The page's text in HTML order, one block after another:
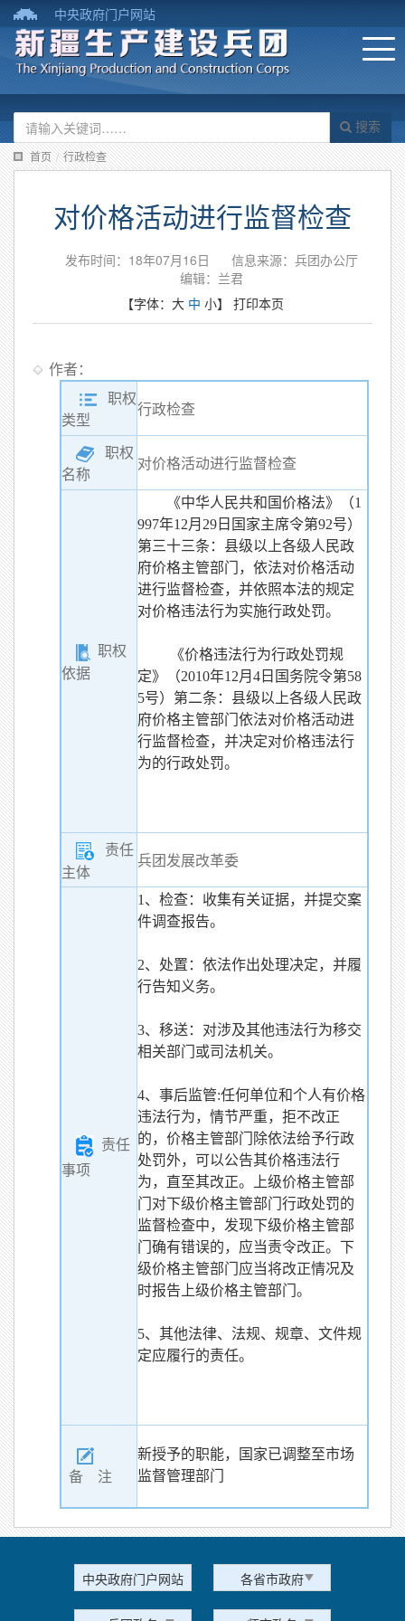
中央政府门户网站
搜索
首页 / 行政检查
对价格活动进行监督检查
发布时间：18年07月16日
信息来源：兵团办公厅
编辑：兰君
【字体： 大 中 小】 打印本页
作者：
职权
类型
行政检查
职权
名称
对价格活动进行监督检查
职权
依据
《中华人民共和国价格法》（1
997年12月29日国家主席令第92号）
第三十三条：县级以上各级人民政
府价格主管部门，依法对价格活动
进行监督检查，并依照本法的规定
对价格违法行为实施行政处罚。
《价格违法行为行政处罚规
定》（2010年12月4日国务院令第58
5号）第二条：县级以上各级人民政
府价格主管部门依法对价格活动进
行监督检查，并决定对价格违法行
为的行政处罚。
责任
主体
兵团发展改革委
责任
事项
1、检查：收集有关证据，并提交案
件调查报告。
2、处置：依法作出处理决定，并履
行告知义务。
3、移送：对涉及其他违法行为移交
相关部门或司法机关。
4、事后监管:任何单位和个人有价格
违法行为，情节严重，拒不改正
的，价格主管部门除依法给予行政
处罚外，可以公告其价格违法行
为，直至其改正。上级价格主管部
门对下级价格主管部门行政处罚的
监督检查中，发现下级价格主管部
门确有错误的，应当责令改正。下
级价格主管部门应当将改正情况及
时报告上级价格主管部门。
5、其他法律、法规、规章、文件规
定应履行的责任。
备 注
新授予的职能，
国家已调整至市场
监督管理部门
中央政府门户网站 各省市政府